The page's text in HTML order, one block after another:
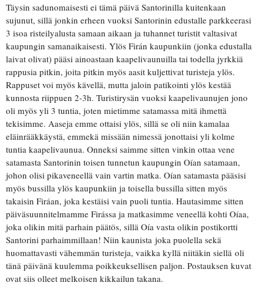
Täysin sadunomaisesti ei tämä päivä Santorinilla kuitenkaan
sujunut, sillä jonkin erheen vuoksi Santorinin edustalle parkkeerasi
3 isoa risteilyalusta samaan aikaan ja tuhannet turistit valtasivat
kaupungin samanaikaisesti. Ylös Firán kaupunkiin (jonka edustalla
laivat olivat) pääsi ainoastaan kaapelivaunuilla tai todella jyrkkiä
rappusia pitkin, joita pitkin myös aasit kuljettivat turisteja ylös.
Rappuset voi myös kävellä, mutta jaloin patikointi ylös kestää
kunnosta riippuen 2-3h. Turistirysän vuoksi kaapelivaunujen jono
oli myös yli 3 tuntia, joten mietimme satamassa mitä ihmettä
tekisimme. Aaseja emme ottaisi ylös, sillä se oli niin kamalaa
eläinrääkkäystä, emmekä missään nimessä jonottaisi yli kolme
tuntia kaapelivaunua. Onneksi saimme sitten vinkin ottaa vene
satamasta Santorinin toisen tunnetun kaupungin Oían satamaan,
johon olisi pikaveneellä vain vartin matka. Oían satamasta pääsisi
myös bussilla ylös kaupunkiin ja toisella bussilla sitten myös
takaisin Firáan, joka kestäisi vain puoli tuntia. Hautasimme sitten
päiväsuunnitelmamme Firássa ja matkasimme veneellä kohti Oíaa,
joka olikin mitä parhain päätös, sillä Oía vasta olikin postikortti
Santorini parhaimmillaan! Niin kaunista joka puolella sekä
huomattavasti vähemmän turisteja, vaikka kyllä niitäkin siellä oli
tänä päivänä kuulemma poikkeuksellisen paljon. Postauksen kuvat
ovat siis olleet melkoisen kikkailun takana.